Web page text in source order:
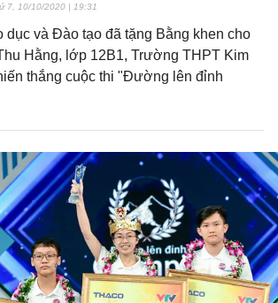
7, 10/10/2020 | 19:31
dục và Đào tạo đã tặng Bằng khen cho
Hằng, lớp 12B1, Trường THPT Kim
thắng cuộc thi "Đường lên đỉnh